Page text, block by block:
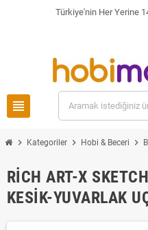
Türkiye'nin Her Yerine
view_headline
chevron_right Kategoriler chevron_right Hobi & Beceri chevron_right
RICH ART-X
KESIK-YUVARLAK